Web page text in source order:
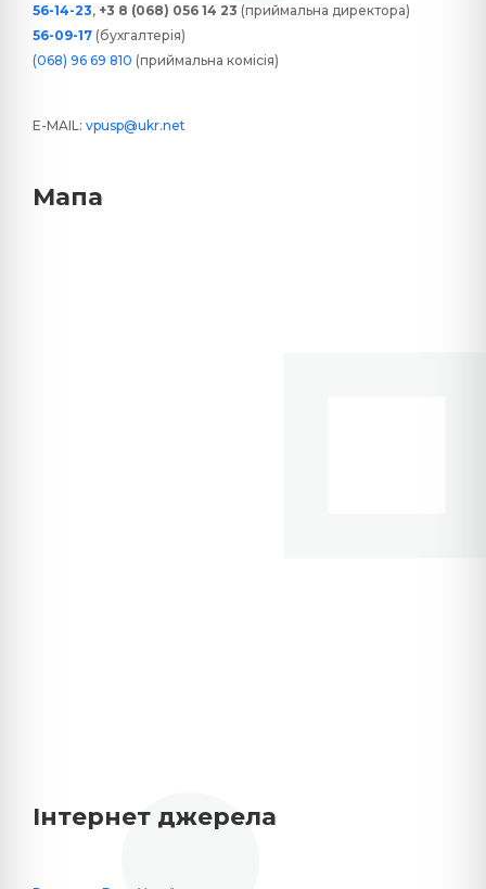
56-14-23, +3 8 (068) 056 14 23 (приймальна директора)
56-09-17 (бухгалтерія)
(068) 96 69 810 (приймальна комісія)
E-MAIL: vpusp@ukr.net
Мапа
Інтернет джерела